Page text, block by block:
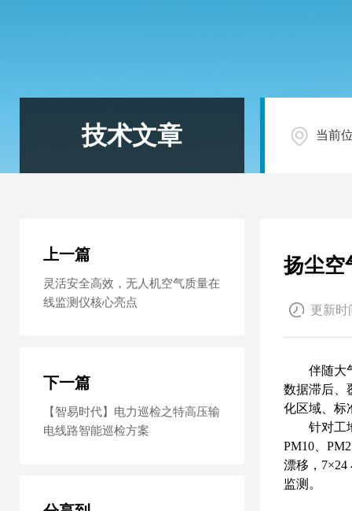
技术文章 当前
扬尘空
更新时
伴随大
数据滞后、
化区域、标
针对工
PM10、
漂移，
监测。
上一篇
灵活安全高效，无人机空气质量在
线监测仪核心亮点
下一篇
【智易时代】电力巡检之特高压输
电线路智能巡检方案